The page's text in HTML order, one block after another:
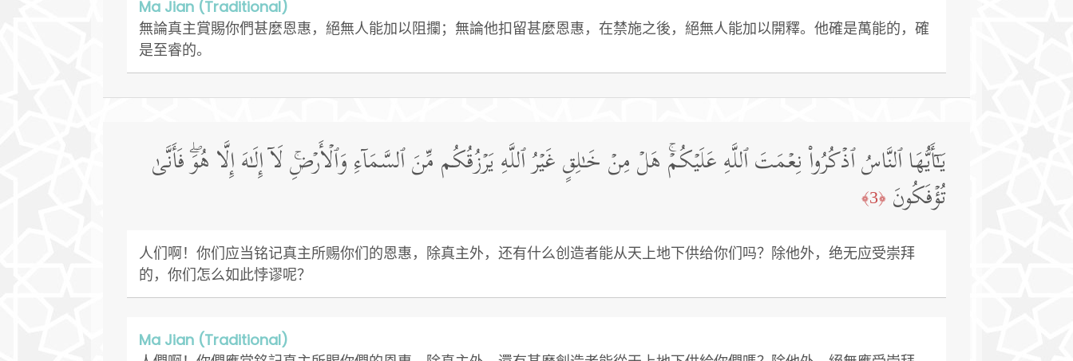
Ma Jian (Traditional)
無論真主賞賜你們甚麼恩惠，絕無人能加以阻攔；無論他扣留甚麼恩惠，在禁施之後，絕無人能加以開釋。他確是萬能的，確
是至睿的。
یَـٰۤأَیُّهَا ٱلنَّاسُ ٱذۡكُرُوا۟ نِعۡمَتَ ٱللَّهِ عَلَیۡكُمۡۚ هَلۡ مِنۡ خَـٰلِقٍ غَیۡرُ ٱللَّهِ یَرۡزُقُكُم مِّنَ ٱلسَّمَاۤءِ وَٱلۡأَرۡضِۚ لَاۤ إِلَـٰهَ إِلَّا هُوَۖ فَأَنَّىٰ
تُؤۡفَكُونَ ﴿3﴾
人们啊！你们应当铭记真主所赐你们的恩惠，除真主外，还有什么创造者能从天上地下供给你们吗？除他外，绝无应受崇拜
的，你们怎么如此悖谬呢？
Ma Jian (Traditional)